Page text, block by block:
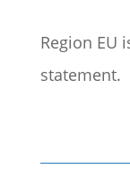
Region EU
statement.